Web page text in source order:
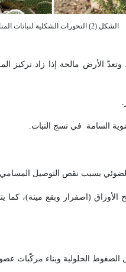
الشكل (2) التحورات الشكلية لنباتات المناطق الجافة
.
السامة في نسج النبات.
بسبب نقص التوصيل المسامي
(اصفرار وبقع ميتة)، كما
الحلولية وبناء مركّبات